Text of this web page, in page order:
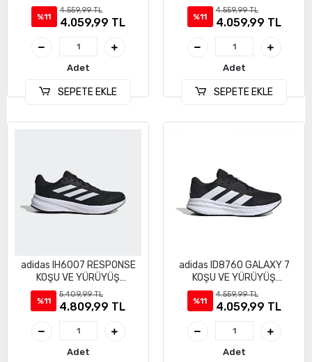
AYAKKABI
%11
4.559,99 TL
4.059,99 TL
Adet
SEPETE EKLE
AYAKKABISI
%11
4.559,99 TL
4.059,99 TL
Adet
SEPETE EKLE
adidas IH6007 RESPONSE
KOŞU VE YÜRÜYÜŞ
AYAKKABI
%11
5.409,99 TL
4.809,99 TL
Adet
adidas ID8760 GALAXY 7
KOŞU VE YÜRÜYÜŞ
AYAKKABI
%11
4.559,99 TL
4.059,99 TL
Adet